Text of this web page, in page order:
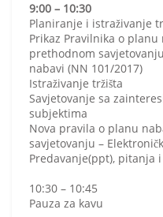
9:00 – 10:30
Planiranje i istraživanje
Prikaz Pravilnika o
prethodnom
nabavi (NN 101/2017)
Istraživanje tržišta
Savjetovanje sa
subjektima
Nova pravila o planu
savjetovanju –
Predavanje(ppt), pitanja
10:30 – 10:45
Pauza za kavu